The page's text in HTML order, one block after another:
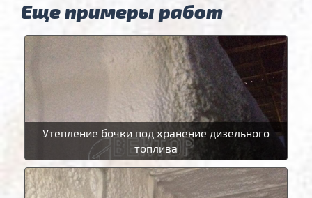
Еще примеры работ
Утепление бочки под хранение дизельного
топлива